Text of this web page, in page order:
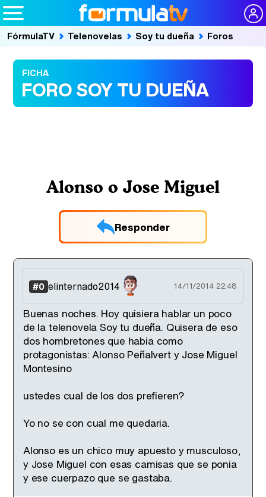
FórmulaTV Telenovelas Soy tu dueña Foros
FICHA
FORO SOY TU DUEÑA
Alonso o Jose Miguel
Responder
#0 elinternado2014 14/11/2014 22:48
Buenas noches. Hoy quisiera hablar un poco
de la telenovela Soy tu dueña. Quisera de eso
dos hombretones que habia como
protagonistas: Alonso Peñalvert y Jose Miguel
Montesino
ustedes cual de los dos prefieren?
Yo no se con cual me quedaria.
Alonso es un chico muy apuesto y musculoso,
y Jose Miguel con esas camisas que se ponia
y ese cuerpazo que se gastaba.